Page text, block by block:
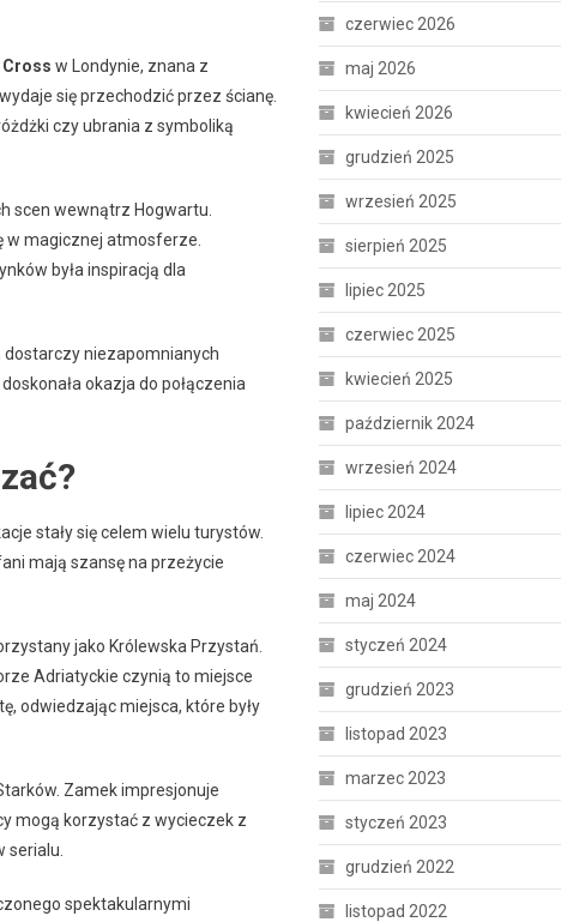
Cross w Londynie, znana z
się przechodzić przez ścianę.
czy ubrania z symboliką
scen wewnątrz Hogwartu.
w magicznej atmosferze.
była inspiracją dla
dostarczy niezapomnianych
okazja do połączenia
stały się celem wielu turystów.
mają szansę na przeżycie
jako Królewska Przystań.
Adriatyckie czynią to miejsce
odwiedzając miejsca, które były
Zamek impresjonuje
mogą korzystać z wycieczek z
spektakularnymi
czerwiec 2026
maj 2026
kwiecień 2026
grudzień 2025
wrzesień 2025
sierpień 2025
lipiec 2025
czerwiec 2025
kwiecień 2025
październik 2024
wrzesień 2024
lipiec 2024
czerwiec 2024
maj 2024
styczeń 2024
grudzień 2023
listopad 2023
marzec 2023
styczeń 2023
grudzień 2022
listopad 2022